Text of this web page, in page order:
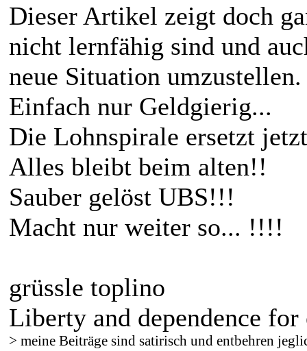
Dieser Artikel zeigt doch
nicht lernfähig sind und
neue Situation umzustellen.
Einfach nur Geldgierig...
Die Lohnspirale ersetzt
Alles bleibt beim alten!!
Sauber gelöst UBS!!!
Macht nur weiter so... !!!!
grüssle toplino
Liberty and dependence for
> meine Beiträge sind satirisch und entbehren